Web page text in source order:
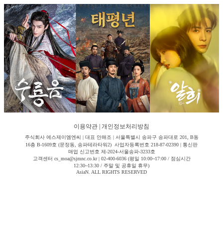
이용약관 개인정보처리방침
주식회사 에스제이엠엔씨 | 대표 안해조 | 서울특별시 송파구 송파대로 201, B동
16층 B-1609호 (문정동, 송파테라타워2) 사업자등록번호 218-87-02390 | 통신판
매업 신고번호 제-2024-서울송파-3233호
고객센터 cs_moa@sjmnc.co.kr | 02-400-6036 (평일 10:00~17:00 / 점심시간
12:30~13:30 / 주말 및 공휴일 휴무)
AsiaN. ALL RIGHTS RESERVED